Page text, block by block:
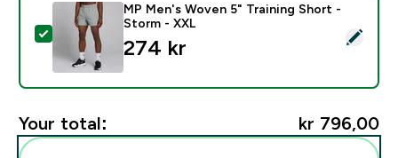
Select this product - MP Men's Woven 5" Training
MP Men's Woven 5" Training Short -
Storm - XXL
274 kr‎
Your total: kr 796,00‎